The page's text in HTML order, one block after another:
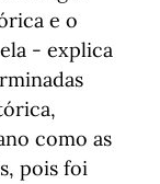
e o
- explica
como as
pois foi